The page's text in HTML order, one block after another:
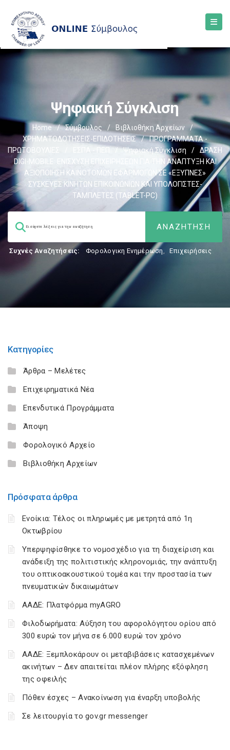
Ψηφιακή Σύγκλιση
Home / Σύμβουλος / Βιβλιοθήκη Αρχείων
/
ΧΡΗΜΑΤΟΔΟΤΗΣΕΙΣ-ΕΠΙΔΟΤΗΣΕΙΣ
/
ΠΡΟΓΡΑΜΜΑΤΑ -
ΠΡΩΤΟΒΟΥΛΙΕΣ
ΕΣΠΑ - ΠΕΠ / Ψηφιακή Σύγκλιση /
ΔΡΑΣΗ
DIGI-MOBILE: ΕΝΙΣΧΥΣΗ ΕΠΙΧΕΙΡΗΣΕΩΝ ΓΙΑ ΤΗΝ ΑΝΑΠΤΥΞΗ ΚΑΙ
ΑΞΙΟΠΟΙΗΣΗ ΚΑΙΝΟΤΟΜΩΝ ΕΦΑΡΜΟΓΩΝ ΣΕ «ΕΞΥΠΝΕΣ»
ΣΥΣΚΕΥΕΣ ΚΙΝΗΤΩΝ ΕΠΙΚΟΙΝΩΝΙΩΝ ΚΑΙ ΥΠΟΛΟΓΙΣΤΕΣ-
ΤΑΜΠΛΕΤΕΣ (TABLET-PC)
Συχνές Αναζητήσεις: Φορολογικη Ενημέρωση, Επιχειρήσεις
Κατηγορίες
Άρθρα – Μελέτες
Επιχειρηματικά Νέα
Επενδυτικά Προγράμματα
Άποψη
Φορολογικό Αρχείο
Βιβλιοθήκη Αρχείων
Πρόσφατα άρθρα
Ενοίκια: Τέλος οι πληρωμές με μετρητά από 1η
Οκτωβρίου
Υπερψηφίσθηκε το νομοσχέδιο για τη διαχείριση και
ανάδειξη της πολιτιστικής κληρονομιάς, την ανάπτυξη
του οπτικοακουστικού τομέα και την προστασία των
πνευματικών δικαιωμάτων
ΑΑΔΕ: Πλατφόρμα myAGRO
Φιλοδωρήματα: Αύξηση του αφορολόγητου ορίου από
300 ευρώ τον μήνα σε 6.000 ευρώ τον χρόνο
ΑΑΔΕ: Ξεμπλοκάρουν οι μεταβιβάσεις κατασχεμένων
ακινήτων – Δεν απαιτείται πλέον πλήρης εξόφληση
της οφειλής
Πόθεν έσχες – Ανακοίνωση για έναρξη υποβολής
Σε λειτουργία το gov.gr messenger